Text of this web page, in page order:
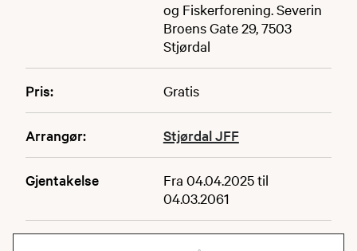
og Fiskerforening. Severin
Broens Gate 29, 7503
Stjørdal
Pris: Gratis
Arrangør: Stjørdal JFF
Gjentakelse
Fra 04.04.2025 til
04.03.2061